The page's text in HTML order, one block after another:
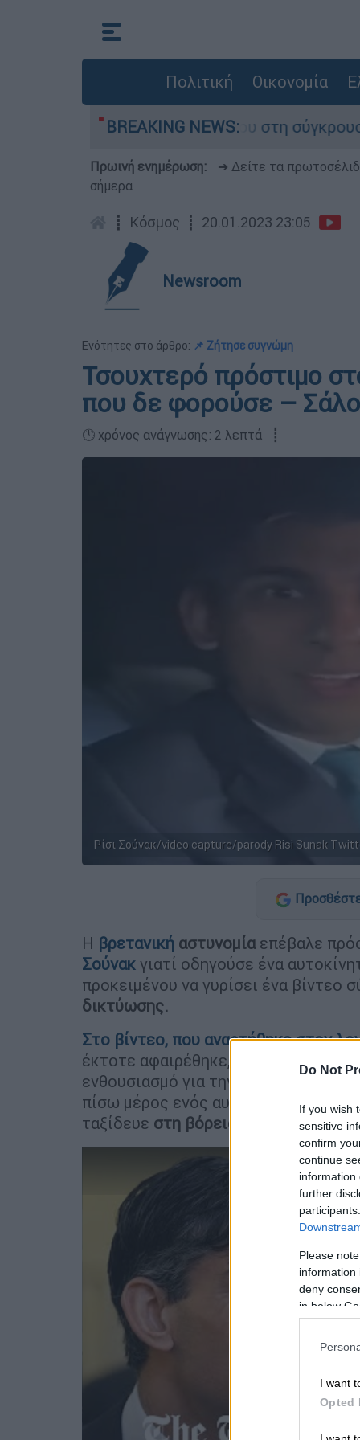
Do Not
If you wish
sensitive
confirm
continue
information
further
Please
information
deny
in below
I want
Opted
Πολιτική Οικονομία
BREAKING NEWS:
που έχασε τη ζωή του στη σύγκρουση
Πρωινή ενημέρωση: ➔ Δείτε τα
σήμερα
┋ Κόσμος ┋ 20.01.2023 23:05
Newsroom
Ενότητες στο άρθρο: 📌 Ζήτησε συγνώμη
Τσουχτερό πρόστιμο
που δε φορούσε –
🕛 χρόνος ανάγνωσης: 2 λεπτά ┋
Ρίσι Σούνακ/video capture/parody Risi Sunak
Η βρετανική αστυνομίαεπέβαλε
Σούνακ γιατί οδηγούσε ένα
προκειμένου να γυρίσει ένα βίντεο
δικτύωσης.
Στο βίντεο, που αναρτήθηκε στον
έκτοτε αφαιρέθηκε, ο επικεφαλής
ενθουσιασμό για την πολιτική του
πίσω μέρος ενός αυτοκινήτου
ταξίδευε στη βόρεια Αγγλία.